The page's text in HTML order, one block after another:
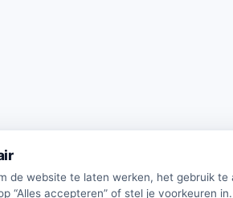
de website te laten werken, het gebruik
“Alles accepteren” of stel je voorkeuren